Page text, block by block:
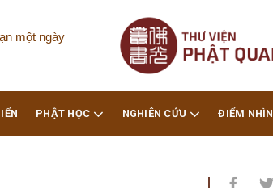
một ngày
PHẬT HỌC NGHIÊN CỨU ĐIỂM NHÌN